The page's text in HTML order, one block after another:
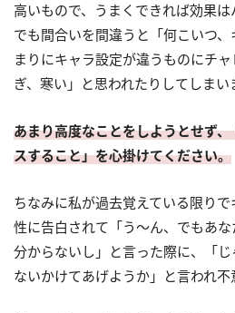
高いもので、うまくできれば効果
でも間合いを間違うと「何こいつ
まりにキャラ設定が違うものにチ
ぎ、寒い」と思われたりしてしまい
あまり高度なことをしようとせず
スすること」を心掛けてください。
ちなみに私が過去覚えている限り
性に告白されて「う～ん、でもあ
分からないし」と言った際に、「
ないかけてあげようか」と言われ不